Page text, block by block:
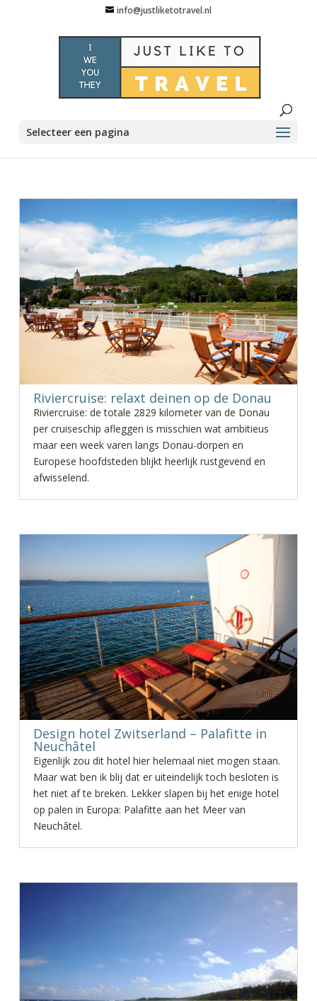
info@justliketotravel.nl
Selecteer een pagina
Riviercruise: relaxt deinen op de Donau
Riviercruise: de totale 2829 kilometer van de Donau
per cruiseschip afleggen is misschien wat ambitieus
maar een week varen langs Donau-dorpen en
Europese hoofdsteden blijkt heerlijk rustgevend en
afwisselend.
Design hotel Zwitserland – Palafitte in
Neuchâtel
Eigenlijk zou dit hotel hier helemaal niet mogen staan.
Maar wat ben ik blij dat er uiteindelijk toch besloten is
het niet af te breken. Lekker slapen bij het enige hotel
op palen in Europa: Palafitte aan het Meer van
Neuchâtel.